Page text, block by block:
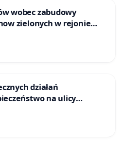
wobec zabudowy
zielonych w rejonie
w Bielsku-Białej
działań
na ulicy